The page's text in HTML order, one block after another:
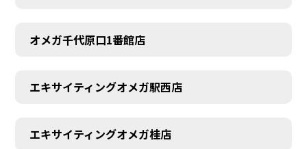
オメガ千代原口1番館店
エキサイティングオメガ駅西店
エキサイティングオメガ桂店